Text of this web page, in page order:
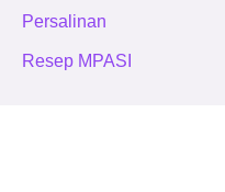
Persalinan
Resep MPASI